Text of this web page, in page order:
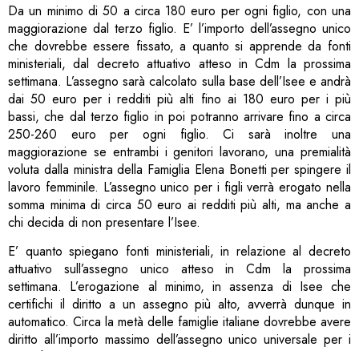
Da un minimo di 50 a circa 180 euro per ogni figlio, con una
maggiorazione dal terzo figlio. E’ l’importo dell’assegno unico
che dovrebbe essere fissato, a quanto si apprende da fonti
ministeriali, dal decreto attuativo atteso in Cdm la prossima
settimana. L’assegno sarà calcolato sulla base dell’Isee e andrà
dai 50 euro per i redditi più alti fino ai 180 euro per i più
bassi, che dal terzo figlio in poi potranno arrivare fino a circa
250-260 euro per ogni figlio. Ci sarà inoltre una
maggiorazione se entrambi i genitori lavorano, una premialità
voluta dalla ministra della Famiglia Elena Bonetti per spingere il
lavoro femminile. L’assegno unico per i figli verrà erogato nella
somma minima di circa 50 euro ai redditi più alti, ma anche a
chi decida di non presentare l’Isee.
E’ quanto spiegano fonti ministeriali, in relazione al decreto
attuativo sull’assegno unico atteso in Cdm la prossima
settimana. L’erogazione al minimo, in assenza di Isee che
certifichi il diritto a un assegno più alto, avverrà dunque in
automatico. Circa la metà delle famiglie italiane dovrebbe avere
diritto all’importo massimo dell’assegno unico universale per i